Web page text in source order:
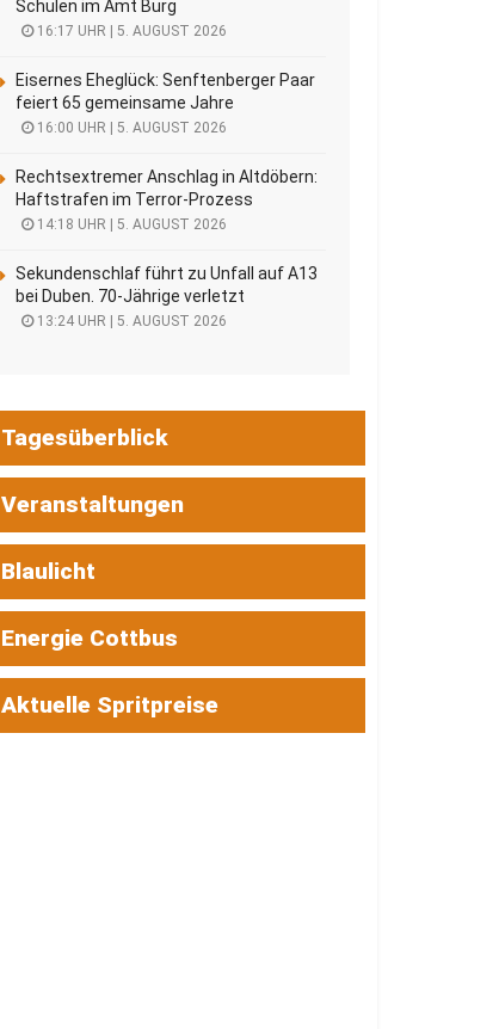
Schulen im Amt Burg
16:17 UHR | 5. AUGUST 2026
Eisernes Eheglück: Senftenberger Paar
feiert 65 gemeinsame Jahre
16:00 UHR | 5. AUGUST 2026
Rechtsextremer Anschlag in Altdöbern:
Haftstrafen im Terror-Prozess
14:18 UHR | 5. AUGUST 2026
Sekundenschlaf führt zu Unfall auf A13
bei Duben. 70-Jährige verletzt
13:24 UHR | 5. AUGUST 2026
Tagesüberblick
Veranstaltungen
Blaulicht
Energie Cottbus
Aktuelle Spritpreise